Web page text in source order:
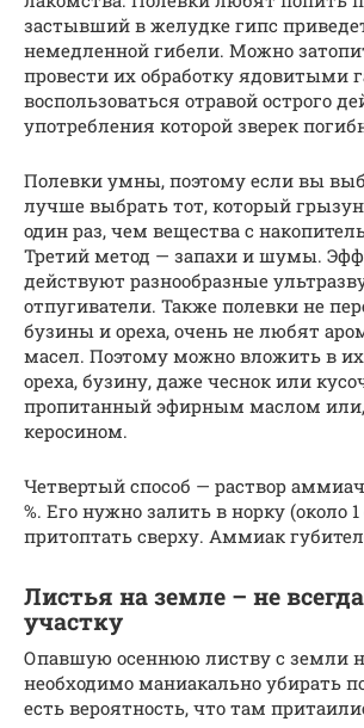
застывший в желудке гипс
немедленной гибели. Можно
провести их обработку ядовитыми
воспользоваться отравой острого
употребления которой зверек
Полевки умны, поэтому если вы
лучше выбрать тот, который
один раз, чем вещества с
Третий метод — запахи и шумы.
действуют разнообразные
отпугиватели. Также полевки не
бузины и ореха, очень не любят
масел. Поэтому можно вложить в
ореха, бузину, даже чеснок или
пропитанный эфирным маслом
керосином.
Четвертый способ — раствор
%. Его нужно залить в норку (около
притоптать сверху. Аммиак
Листья на земле – не
участку
Опавшую осеннюю листву с земли
необходимо маниакально убирать
есть вероятность, что там